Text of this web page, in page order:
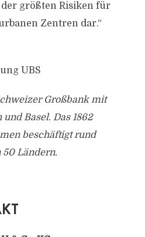
größten Risiken für
Zentren dar.“
UBS
Großbank mit
Basel. Das 1862
beschäftigt rund
Ländern.